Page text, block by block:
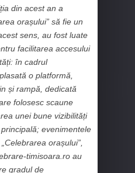
din acest an a
orașului” să fie un
sens, au fost luate
facilitarea accesului
în cadrul
o platformă,
și rampă, dedicată
folosesc scaune
unei bune vizibilități
evenimentele
orașului”,
timisoara.ro au
gradul de